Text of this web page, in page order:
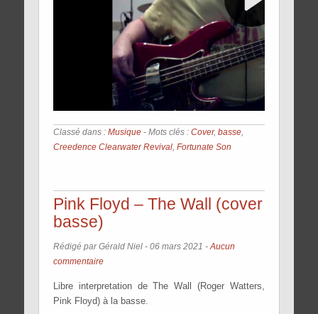
Classé dans : Musique- Mots clés : Cover, basse,
Creedence Clearwater Revival, Fortunate Son
Pink Floyd – The Wall (cover
basse)
Rédigé par Gérald Niel - 06 mars 2021 - Aucun
commentaire
Libre interpretation de The Wall (Roger Watters,
Pink Floyd) à la basse.